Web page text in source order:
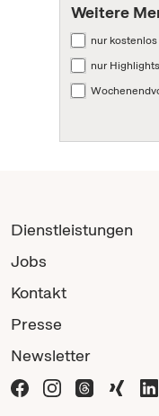
Weitere
nur kostenlos
nur Highlights
Dienstleistungen
Jobs
Kontakt
Presse
Newsletter